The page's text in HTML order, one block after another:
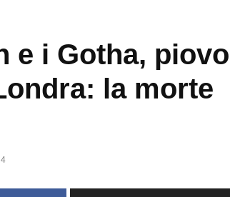
e i Gotha,
la morte